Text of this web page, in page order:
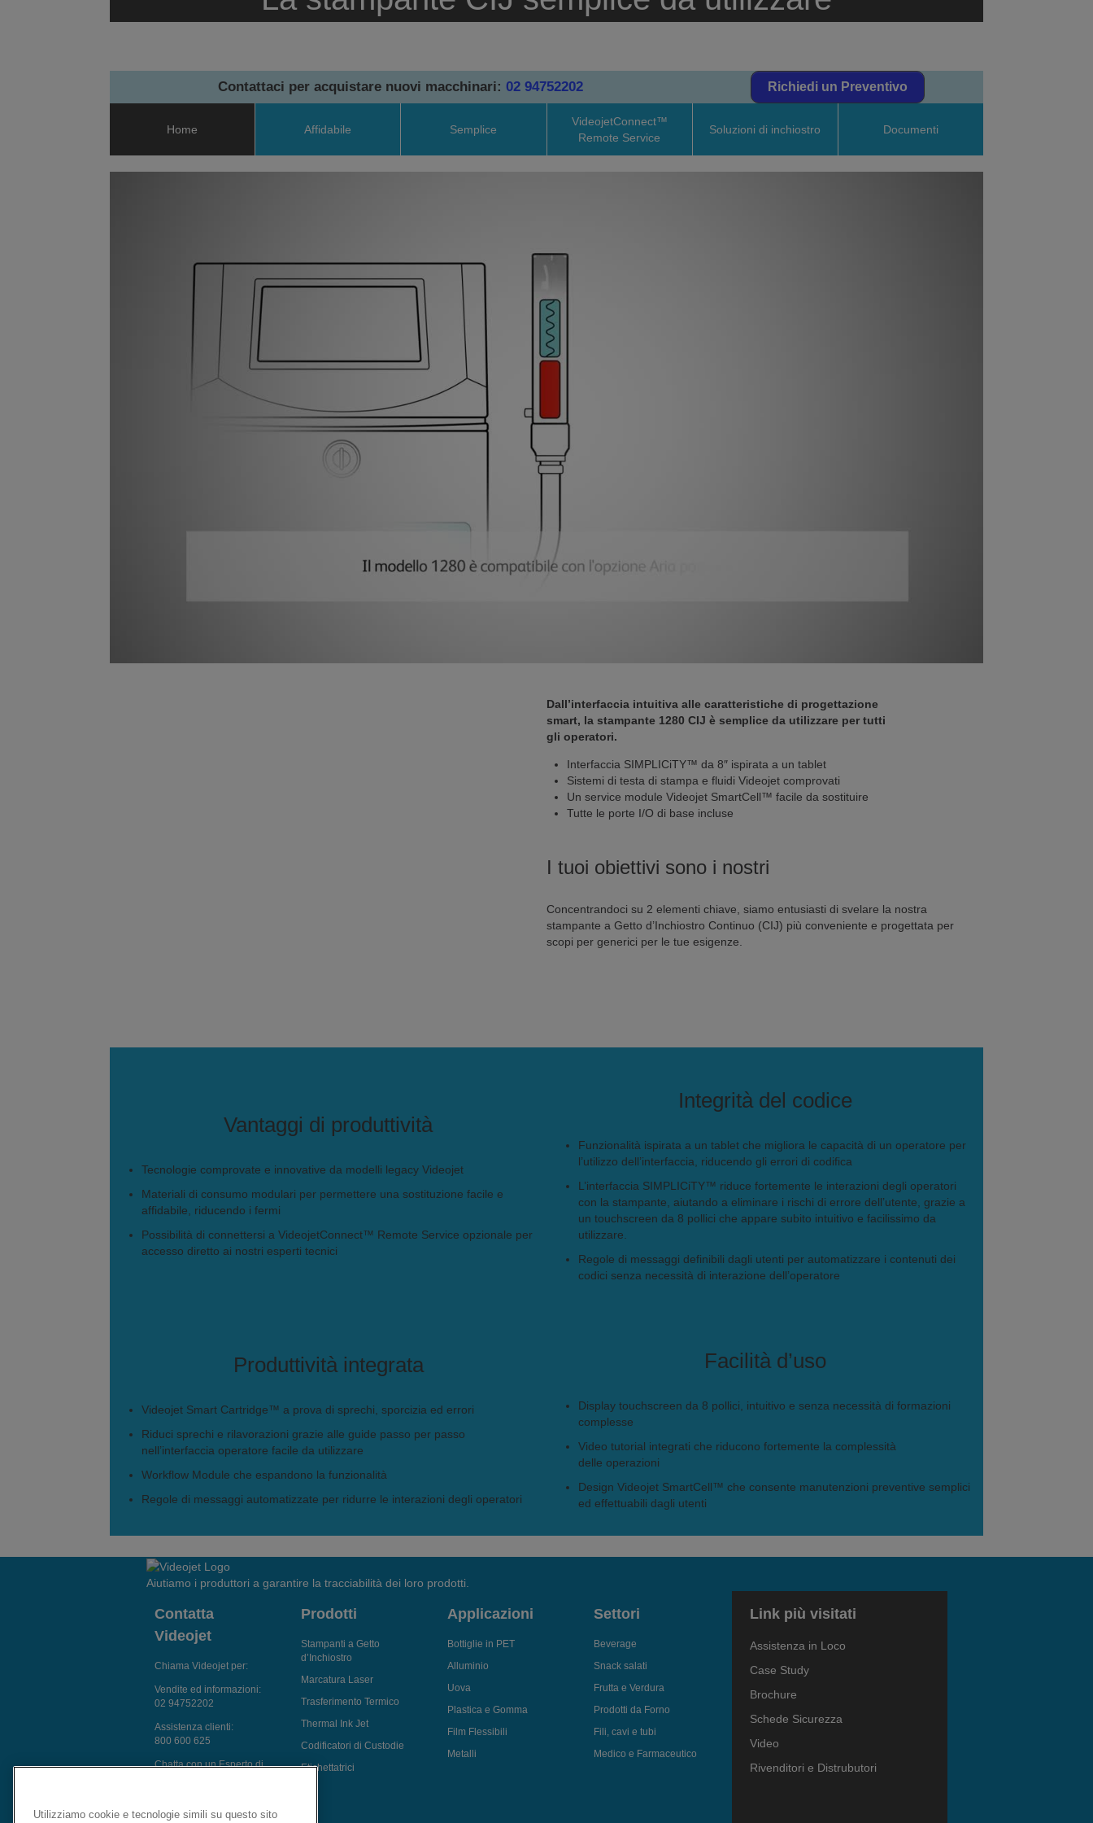
Contattaci per acquistare nuovi macchinari: 02 94752202 Richiedi un Preventivo
Home Affidabile Semplice
VideojetConnect™
Remote Service
Soluzioni di inchiostro Documenti
Dall’interfaccia intuitiva alle caratteristiche di progettazione
smart, la stampante 1280 CIJ è semplice da utilizzare per tutti
gli operatori.
Interfaccia SIMPLICiTY™ da 8″ ispirata a un tablet
Sistemi di testa di stampa e fluidi Videojet comprovati
Un service module Videojet SmartCell™ facile da sostituire
Tutte le porte I/O di base incluse
I tuoi obiettivi sono i nostri
Concentrandoci su 2 elementi chiave, siamo entusiasti di svelare la nostra
stampante a Getto d’Inchiostro Continuo (CIJ) più conveniente e progettata per
scopi per generici per le tue esigenze.
Vantaggi di produttività
Tecnologie comprovate e innovative da modelli legacy Videojet
Materiali di consumo modulari per permettere una sostituzione facile e
affidabile, riducendo i fermi
Possibilità di connettersi a VideojetConnect™ Remote Service opzionale per
accesso diretto ai nostri esperti tecnici
Integrità del codice
Funzionalità ispirata a un tablet che migliora le capacità di un operatore per
l’utilizzo dell’interfaccia, riducendo gli errori di codifica
L’interfaccia SIMPLICiTY™ riduce fortemente le interazioni degli operatori
con la stampante, aiutando a eliminare i rischi di errore dell’utente, grazie a
un touchscreen da 8 pollici che appare subito intuitivo e facilissimo da
utilizzare.
Regole di messaggi definibili dagli utenti per automatizzare i contenuti dei
codici senza necessità di interazione dell’operatore
Produttività integrata
Videojet Smart Cartridge™ a prova di sprechi, sporcizia ed errori
Riduci sprechi e rilavorazioni grazie alle guide passo per passo
nell’interfaccia operatore facile da utilizzare
Workflow Module che espandono la funzionalità
Regole di messaggi automatizzate per ridurre le interazioni degli operatori
Facilità d’uso
Display touchscreen da 8 pollici, intuitivo e senza necessità di formazioni
complesse
Video tutorial integrati che riducono fortemente la complessità
delle operazioni
Design Videojet SmartCell™ che consente manutenzioni preventive semplici
ed effettuabili dagli utenti
Aiutiamo i produttori a garantire la tracciabilità dei loro prodotti.
Contatta
Videojet
Chiama Videojet per:
Vendite ed informazioni:
02 94752202
Assistenza clienti:
800 600 625
Chatta con un Esperto di
Prodotti
Stampanti a Getto
d’Inchiostro
Marcatura Laser
Trasferimento Termico
Thermal Ink Jet
Codificatori di Custodie
Etichettatrici
Applicazioni
Bottiglie in PET
Alluminio
Uova
Plastica e Gomma
Film Flessibili
Metalli
Settori
Beverage
Snack salati
Frutta e Verdura
Prodotti da Forno
Fili, cavi e tubi
Medico e Farmaceutico
Link più visitati
Assistenza in Loco
Case Study
Brochure
Schede Sicurezza
Video
Rivenditori e Distrubutori
Utilizziamo cookie e tecnologie simili su questo sito